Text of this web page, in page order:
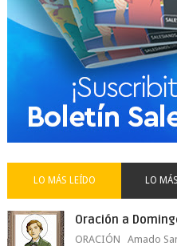
LO MÁS LEÍDO LO
Oración a
ORACIÓN Amado